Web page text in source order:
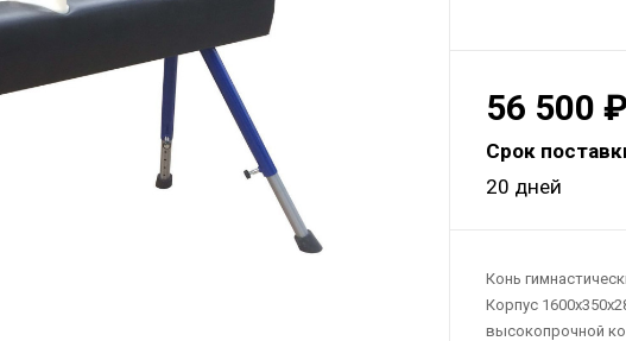
56 500 ₽
Срок
20 дней
Конь
Корпус
высокопрочной